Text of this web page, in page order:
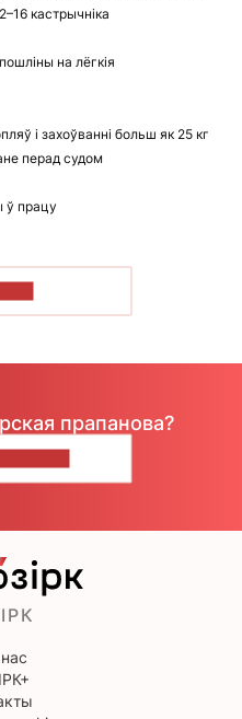
кастрычніка
на лёгкія
і захоўванні больш як 25 кг
перад судом
ў працу
прапанова?